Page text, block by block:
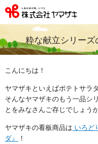
粋な献立シリー
こんにちは！
ヤマザキといえばポテトサラ
そんなヤマザキのもう一品シ
とをみなさんご存じでしょうか
ヤマザキの看板商品は いろど
ダ』
！